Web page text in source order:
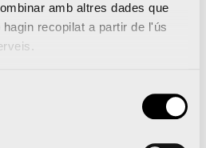
amb altres dades que
recopilat a partir de l'ús
disponibles (Básico,
de tarifes s’ha de seleccionar